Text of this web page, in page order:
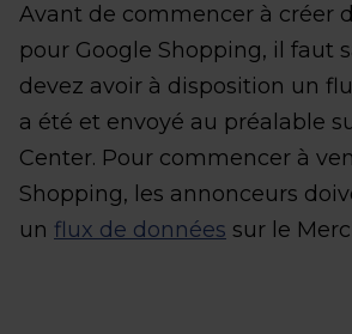
Avant de commencer à créer
pour Google Shopping, il faut
devez avoir à disposition un
a été et envoyé au préalable
Center. Pour commencer à
Shopping, les annonceurs
un flux de données sur le